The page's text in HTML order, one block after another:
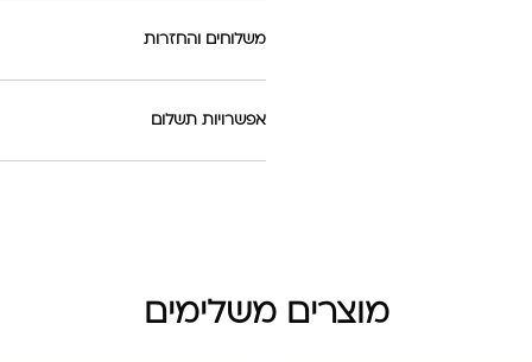
משלוחים והחזרות
אפשרויות תשלום
מוצרים משלימים